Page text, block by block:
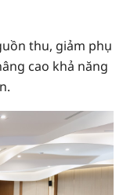
thu, giảm phụ
cao khả năng